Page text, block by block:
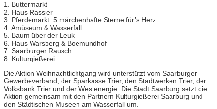
1. Buttermarkt
2. Haus Rassier
3. Pferdemarkt: 5 märchenhafte Sterne für’s Herz
4. Amüseum & Wasserfall
5. Baum über der Leuk
6. Haus Warsberg & Boemundhof
7. Saarburger Rausch
8. Kulturgießerei
Die Aktion Weihnachtlichtgang wird unterstützt vom Saarburger
Gewerbeverband, der Sparkasse Trier, den Stadtwerken Trier, der
Volksbank Trier und der Westenergie. Die Stadt Saarburg setzt die
Aktion gemeinsam mit den Partnern Kulturgießerei Saarburg und
den Städtischen Museen am Wasserfall um.